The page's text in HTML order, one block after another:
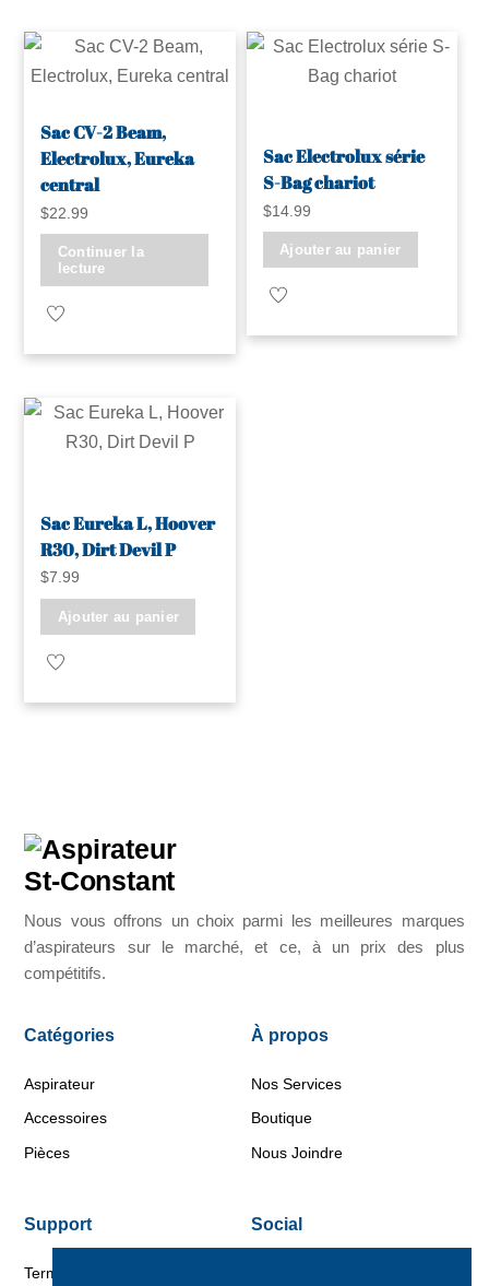
Sac CV-2 Beam,
Electrolux, Eureka
central
$22.99
Continuer la
lecture
Sac Electrolux série
S-Bag chariot
$14.99
Ajouter au panier
Sac Eureka L, Hoover
R30, Dirt Devil P
$7.99
Ajouter au panier
Nous vous offrons un choix parmi les meilleures marques
d’aspirateurs sur le marché, et ce, à un prix des plus
compétitifs.
Catégories
Aspirateur
Accessoires
Pièces
À propos
Nos Services
Boutique
Nous Joindre
Support
Termes et conditions d’achats
Social